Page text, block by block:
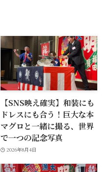
【SNS映え確実】和装にも
ドレスにも合う！巨大な本
マグロと一緒に撮る、世界
で一つの記念写真
2026年8月4日